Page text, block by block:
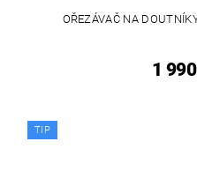
OŘEZÁVAČ NA
1
TIP